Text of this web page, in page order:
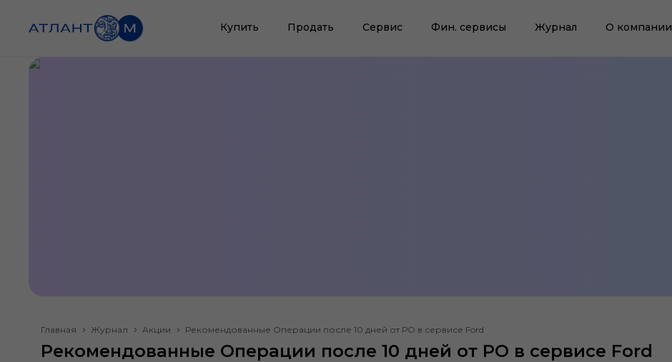
Купить Продать Сервис Фин. сервисы Журнал О компании
Главная Журнал Акции Рекомендованные Операции после 10 дней от РО в сервисе Ford
Рекомендованные Операции после 10 дней от РО в сервисе Ford